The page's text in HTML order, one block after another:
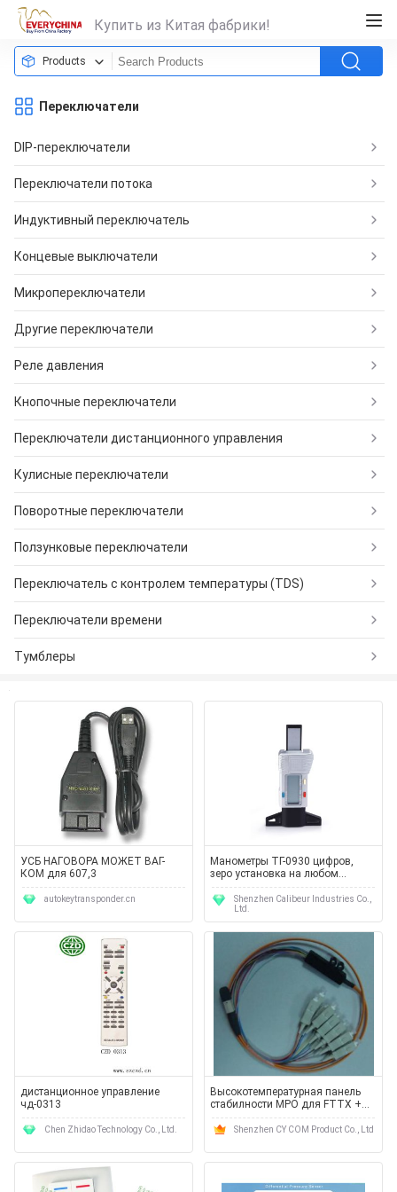
Купить из Китая фабрики!
Products
Переключатели
DIP-переключатели
Переключатели потока
Индуктивный переключатель
Концевые выключатели
Микропереключатели
Другие переключатели
Реле давления
Кнопочные переключатели
Переключатели дистанционного управления
Кулисные переключатели
Поворотные переключатели
Ползунковые переключатели
Переключатель с контролем температуры (TDS)
Переключатели времени
Тумблеры
УСБ НАГОВОРА МОЖЕТ ВАГ-
КОМ для 607,3
autokeytransponder.cn
Манометры ТГ-0930 цифров,
зеро установка на любом
положении, автоматическое
выключение
Shenzhen Calibeur Industries Co.,
Ltd.
дистанционное управление
чд-0313
Chen Zhidao Technology Co., Ltd.
Высокотемпературная панель
стабилности MPO для FTTX +
LAN
Shenzhen CY COM Product Co., Ltd